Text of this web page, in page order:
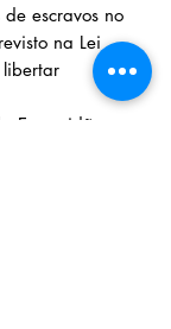
escravos no
na Lei
libertar
Escravidão: